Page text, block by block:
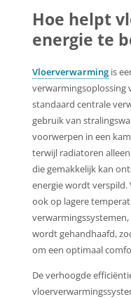
Hoe helpt
energie te
Vloerverwarmingis
verwarmingsoplossing
standaard centrale
gebruik van
voorwerpen in een
terwijl radiatoren
die gemakkelijk kan
energie wordt
ook op lagere
wordt gehandhaafd,
om een optimaal
De verhoogde